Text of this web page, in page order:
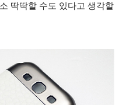
딱딱할 수도 있다고 생각할